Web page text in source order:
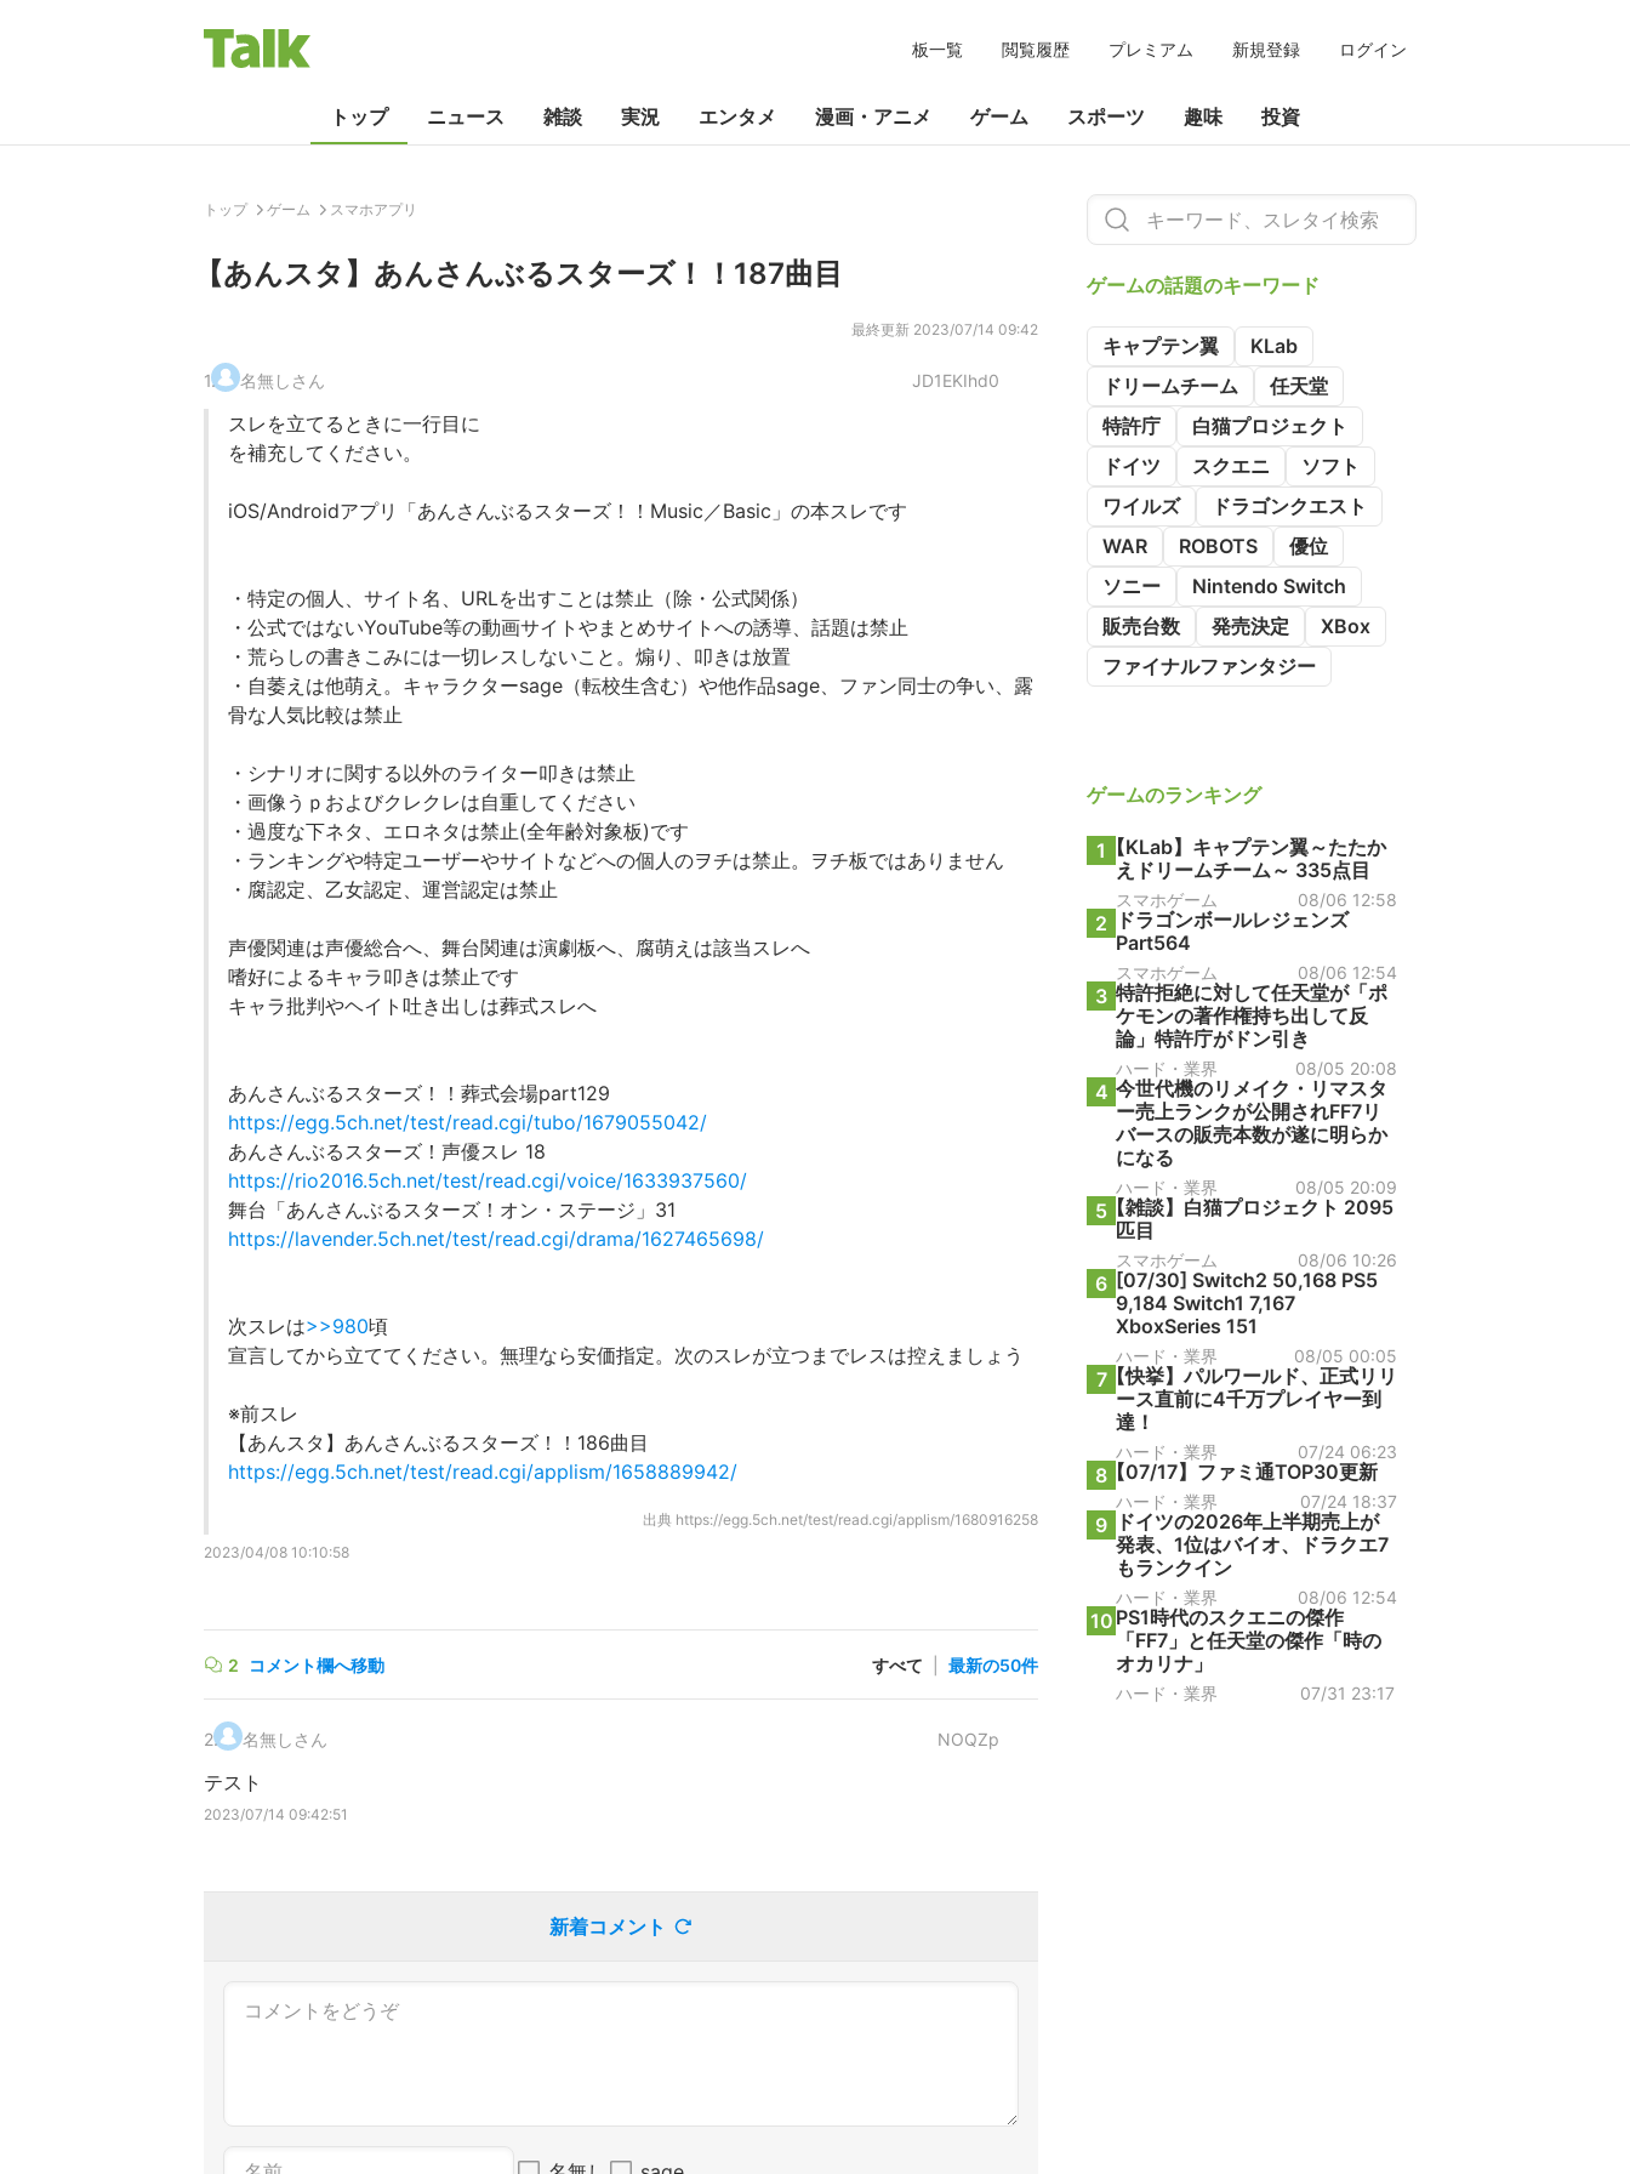
板一覧 閲覧履歴 プレミアム 新規登録 ログイン
トップ ニュース 雑談 実況 エンタメ 漫画・アニメ ゲーム スポーツ 趣味 投資
トップ ゲーム スマホアプリ
【あんスタ】あんさんぶるスターズ！！187曲目
最終更新 2023/07/14 09:42
1. 名無しさん JD1EKIhd0
スレを立てるときに一行目に
を補充してください。
iOS/Androidアプリ「あんさんぶるスターズ！！Music／Basic」の本スレです
・特定の個人、サイト名、URLを出すことは禁止（除・公式関係）
・公式ではないYouTube等の動画サイトやまとめサイトへの誘導、話題は禁止
・荒らしの書きこみには一切レスしないこと。煽り、叩きは放置
・自萎えは他萌え。キャラクターsage（転校生含む）や他作品sage、ファン同士の争い、露
骨な人気比較は禁止
・シナリオに関する以外のライター叩きは禁止
・画像うｐおよびクレクレは自重してください
・過度な下ネタ、エロネタは禁止(全年齢対象板)です
・ランキングや特定ユーザーやサイトなどへの個人のヲチは禁止。ヲチ板ではありません
・腐認定、乙女認定、運営認定は禁止
声優関連は声優総合へ、舞台関連は演劇板へ、腐萌えは該当スレへ
嗜好によるキャラ叩きは禁止です
キャラ批判やヘイト吐き出しは葬式スレへ
あんさんぶるスターズ！！葬式会場part129
https://egg.5ch.net/test/read.cgi/tubo/1679055042/
あんさんぶるスターズ！声優スレ 18
https://rio2016.5ch.net/test/read.cgi/voice/1633937560/
舞台「あんさんぶるスターズ！オン・ステージ」31
https://lavender.5ch.net/test/read.cgi/drama/1627465698/
次スレは>>980頃
宣言してから立ててください。無理なら安価指定。次のスレが立つまでレスは控えましょう
※前スレ
【あんスタ】あんさんぶるスターズ！！186曲目
https://egg.5ch.net/test/read.cgi/applism/1658889942/
出典 https://egg.5ch.net/test/read.cgi/applism/1680916258
2023/04/08 10:10:58
2 コメント欄へ移動 すべて 最新の50件
2. 名無しさん NOQZp
テスト
2023/07/14 09:42:51
新着コメント
ゲームの話題のキーワード
キャプテン翼
KLab
ドリームチーム
任天堂
特許庁
白猫プロジェクト
ドイツ
スクエニ
ソフト
ワイルズ
ドラゴンクエスト
WAR
ROBOTS
優位
ソニー
Nintendo Switch
販売台数
発売決定
XBox
ファイナルファンタジー
ゲームのランキング
1 【KLab】キャプテン翼～たたか
えドリームチーム～ 335点目
スマホゲーム 08/06 12:58
2
ドラゴンボールレジェンズ
Part564
スマホゲーム 08/06 12:54
3 特許拒絶に対して任天堂が「ポ
ケモンの著作権持ち出して反
論」特許庁がドン引き
ハード・業界 08/05 20:08
4 今世代機のリメイク・リマスタ
ー売上ランクが公開されFF7リ
バースの販売本数が遂に明らか
になる
ハード・業界 08/05 20:09
5【雑談】白猫プロジェクト 2095
匹目
スマホゲーム 08/06 10:26
6 [07/30] Switch2 50,168 PS5
9,184 Switch1 7,167
XboxSeries 151
ハード・業界 08/05 00:05
7【快挙】パルワールド、正式リリ
ース直前に4千万プレイヤー到
達！
ハード・業界 07/24 06:23
8【07/17】ファミ通TOP30更新
ハード・業界 07/24 18:37
9 ドイツの2026年上半期売上が
発表、1位はバイオ、ドラクエ7
もランクイン
ハード・業界 08/06 12:54
10 PS1時代のスクエニの傑作
「FF7」と任天堂の傑作「時の
オカリナ」
ハード・業界 07/31 23:17